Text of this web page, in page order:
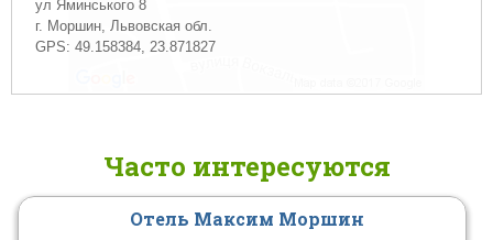
ул Яминського 8
г. Моршин, Львовская обл.
GPS:49.158384,23.871827
Часто интересуются
Отель Максим Моршин